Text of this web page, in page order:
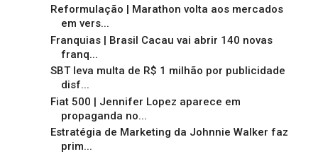
Reformulação | Marathon volta aos mercados
em vers...
Franquias | Brasil Cacau vai abrir 140 novas
franq...
SBT leva multa de R$ 1 milhão por publicidade
disf...
Fiat 500 | Jennifer Lopez aparece em
propaganda no...
Estratégia de Marketing da Johnnie Walker faz
prim...